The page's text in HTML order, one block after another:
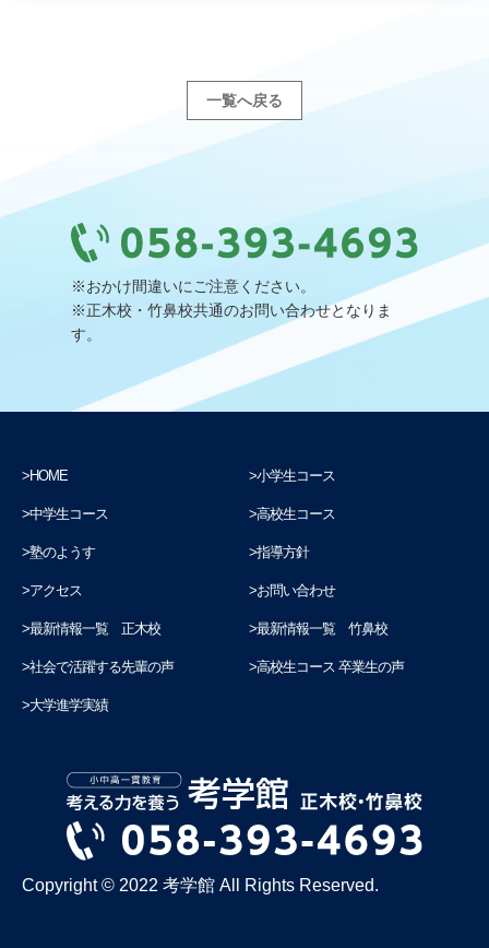
一覧へ戻る
※おかけ間違いにご注意ください。
※正木校・竹鼻校共通のお問い合わせとなりま
す。
HOME 小学生コース
中学生コース 高校生コース
塾のようす 指導方針
アクセス お問い合わせ
最新情報一覧 正木校 最新情報一覧 竹鼻校
社会で活躍する先輩の声 高校生コース 卒業生の声
大学進学実績
Copyright © 2022 考学館 All Rights Reserved.